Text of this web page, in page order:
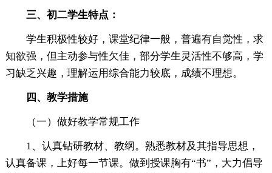
三、 初二学生特点：
学生积极性较好，课堂纪律一般，普遍有自觉性，求
知欲强，但主动参与性欠佳，部分学生灵活性不够高，学
习缺乏兴趣，理解运用综合能力较底，成绩不理想。
四、 教学措施
（一）做好教学常规工作
1、认真钻研教材、教纲。熟悉教材及其指导思想，
认真备课，上好每一节课。做到授课胸有“书”，大力倡导